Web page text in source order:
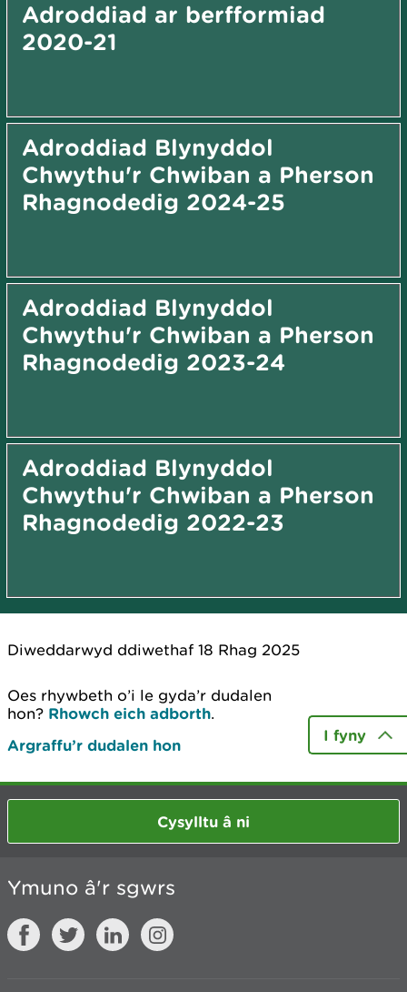
Adroddiad ar berfformiad
2020-21
Adroddiad Blynyddol
Chwythu'r Chwiban a Pherson
Rhagnodedig 2024-25
Adroddiad Blynyddol
Chwythu'r Chwiban a Pherson
Rhagnodedig 2023-24
Adroddiad Blynyddol
Chwythu'r Chwiban a Pherson
Rhagnodedig 2022-23
Diweddarwyd ddiwethaf 18 Rhag 2025
Oes rhywbeth o’i le gyda’r dudalen
hon? Rhowch eich adborth.
Argraffu’r dudalen hon
I fyny
Cysylltu â ni
Ymuno â'r sgwrs